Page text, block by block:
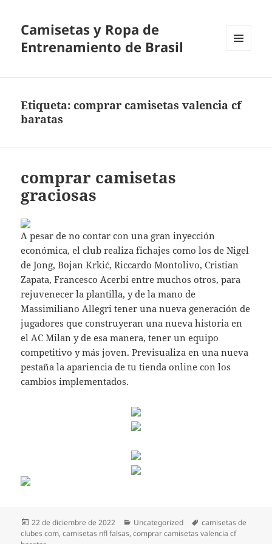
Camisetas y Ropa de
Entrenamiento de Brasil
Etiqueta:comprar camisetas valencia cf
baratas
comprar camisetas
graciosas
A pesar de no contar con una gran inyección
económica, el club realiza fichajes como los de Nigel
de Jong, Bojan Krkić, Riccardo Montolivo, Cristian
Zapata, Francesco Acerbi entre muchos otros, para
rejuvenecer la plantilla, y de la mano de
Massimiliano Allegri tener una nueva generación de
jugadores que construyeran una nueva historia en
el AC Milan y de esa manera, tener un equipo
competitivo y más joven. Previsualiza en una nueva
pestaña la apariencia de tu tienda online con los
cambios implementados.
Publicado
el
22 de diciembre de 2022 Categorías
Uncategorized Etiquetas
camisetas de
clubes com,camisetas nfl falsas,comprar camisetas valencia cf